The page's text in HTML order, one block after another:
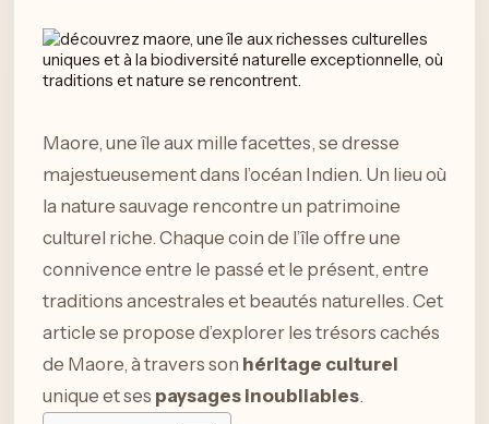
Maore, une île aux mille facettes, se dresse
majestueusement dans l’océan Indien. Un lieu où
la nature sauvage rencontre un patrimoine
culturel riche. Chaque coin de l’île offre une
connivence entre le passé et le présent, entre
traditions ancestrales et beautés naturelles. Cet
article se propose d’explorer les trésors cachés
de Maore, à travers son héritage culturel
unique et ses paysages inoubliables.